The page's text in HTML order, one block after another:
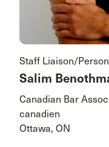
Staff Liaison/
Salim
Canadian Bar
canadien
Ottawa, ON